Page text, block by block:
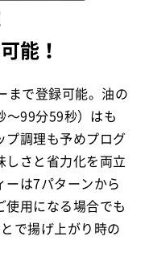
能！
まで登録可能。油の
99分59秒）はも
プ調理も予めプログ
しさと省力化を両立
は7パターンから
用になる場合でも
で揚げ上がり時の